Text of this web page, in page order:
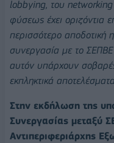
lobbying, του networking
φύσεως έχει οριζόντια
περισσότερο αποδοτική
συνεργασία με το ΣΕΠΒΕ
αυτόν υπάρχουν σοβαρές
εκπληκτικά
Στην εκδήλωση της
Συνεργασίας μεταξύ
Αντιπεριφεριάρχης